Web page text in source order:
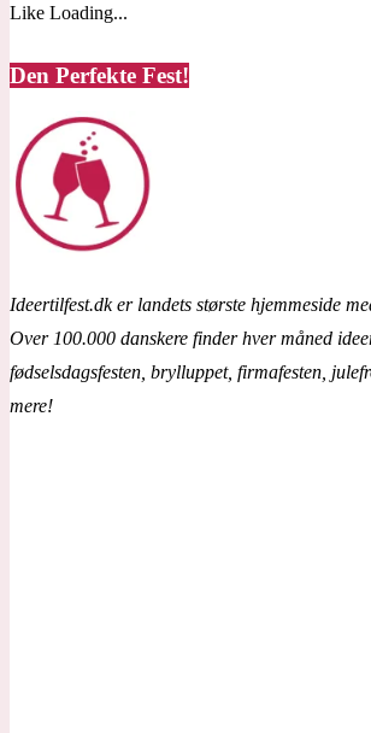
Like Loading...
Den Perfekte Fest!
Ideertilfest.dk er landets største hjemmeside
Over 100.000 danskere finder hver måned
fødselsdagsfesten, brylluppet, firmafesten,
mere!